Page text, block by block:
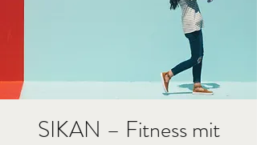
SIKAN – Fitness mit